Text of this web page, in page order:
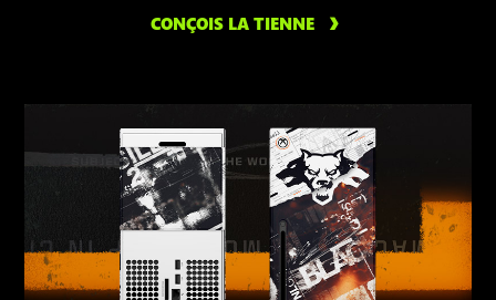
CONÇOIS LA TIENNE